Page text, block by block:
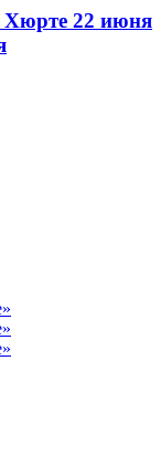
Хюрте 22 июня